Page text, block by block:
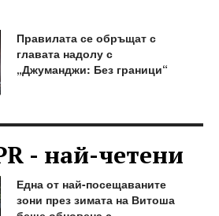
Правилата се обръщат с
главата надолу с
„Джуманджи: Без граници“
- най-четени
Една от най-посещаваните
зони през зимата на Витоша